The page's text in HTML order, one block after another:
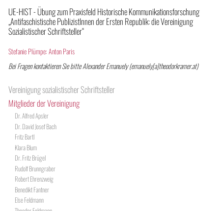
UE-HIST - Übung zum Praxisfeld Historische Kommunikationsforschung
„Antifaschistische PublizistInnen der Ersten Republik: die Vereinigung
Sozialistischer Schriftsteller“
Stefanie Plümpe: Anton Paris
Bei Fragen kontaktieren Sie bitte Alexander Emanuely (emanuely[a]theodorkramer.at)
Vereinigung sozialistischer Schriftsteller
Mitglieder der Vereinigung
Dr. Alfred Apsler
Dr. David Josef Bach
Fritz Bartl
Klara Blum
Dr. Fritz Brügel
Rudolf Brunngraber
Robert Ehrenzweig
Benedikt Fantner
Else Feldmann